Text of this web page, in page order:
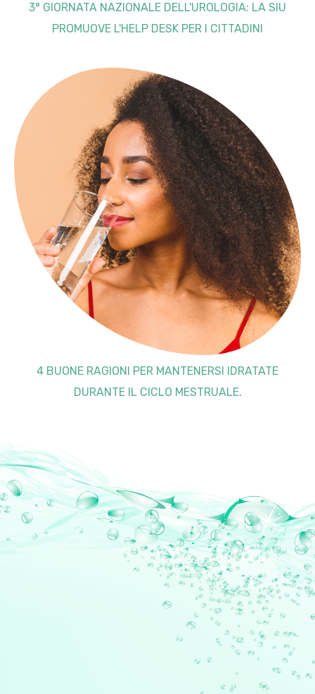
3° GIORNATA NAZIONALE DELL'UROLOGIA: LA SIU
PROMUOVE L'HELP DESK PER I CITTADINI
4 BUONE RAGIONI PER MANTENERSI IDRATATE
DURANTE IL CICLO MESTRUALE.